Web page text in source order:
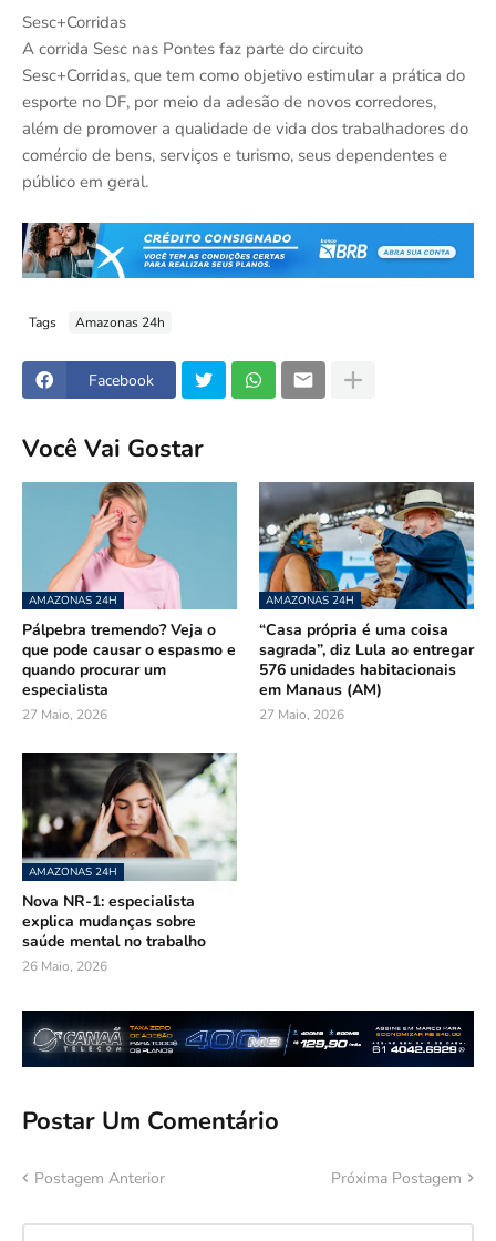
Sesc+Corridas
A corrida Sesc nas Pontes faz parte do circuito
Sesc+Corridas, que tem como objetivo estimular a prática do
esporte no DF, por meio da adesão de novos corredores,
além de promover a qualidade de vida dos trabalhadores do
comércio de bens, serviços e turismo, seus dependentes e
público em geral.
Tags Amazonas 24h
Facebook
Você Vai Gostar
AMAZONAS 24H
Pálpebra tremendo? Veja o
que pode causar o espasmo e
quando procurar um
especialista
27 Maio, 2026
AMAZONAS 24H
“Casa própria é uma coisa
sagrada”, diz Lula ao entregar
576 unidades habitacionais
em Manaus (AM)
27 Maio, 2026
AMAZONAS 24H
Nova NR-1: especialista
explica mudanças sobre
saúde mental no trabalho
26 Maio, 2026
Postar Um Comentário
Postagem Anterior Próxima Postagem